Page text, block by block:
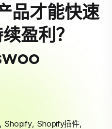
品才能快速
盈利？
, Shopify, Shopify插件,